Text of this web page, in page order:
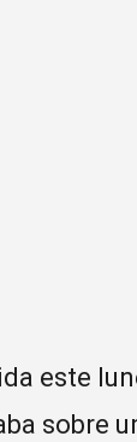
este
sobre